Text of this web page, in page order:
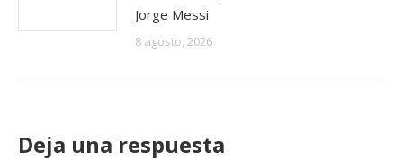
Jorge Messi
8 agosto, 2026
Deja una respuesta